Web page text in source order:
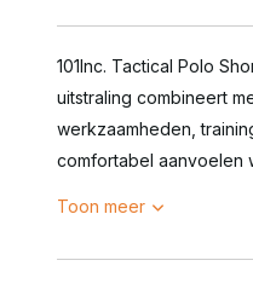
101Inc. Tactical Polo
uitstraling combineert
werkzaamheden,
comfortabel aanvoelen
Toon meer